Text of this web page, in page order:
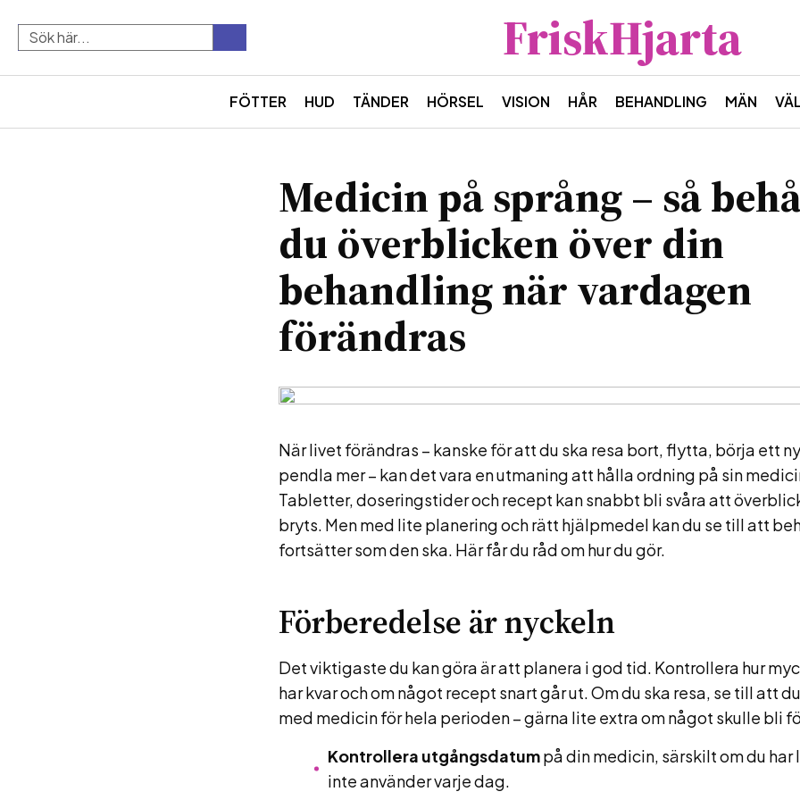
FriskHjarta
FÖTTER HUD TÄNDER HÖRSEL VISION HÅR BEHANDLING MÄN
Medicin på språng – så
du överblicken över din
behandling när vardagen
förändras
När livet förändras – kanske för att du ska resa bort, flytta, börja ett
pendla mer – kan det vara en utmaning att hålla ordning på sin
Tabletter, doseringstider och recept kan snabbt bli svåra att
bryts. Men med lite planering och rätt hjälpmedel kan du se till att
fortsätter som den ska. Här får du råd om hur du gör.
Förberedelse är nyckeln
Det viktigaste du kan göra är att planera i god tid. Kontrollera hur
har kvar och om något recept snart går ut. Om du ska resa, se till att
med medicin för hela perioden – gärna lite extra om något skulle bli
Kontrollera utgångsdatumpå din medicin, särskilt om du
inte använder varje dag.